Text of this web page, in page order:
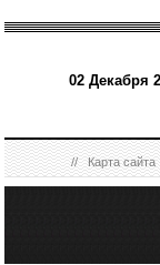
02 Декабря
//Карта сайта